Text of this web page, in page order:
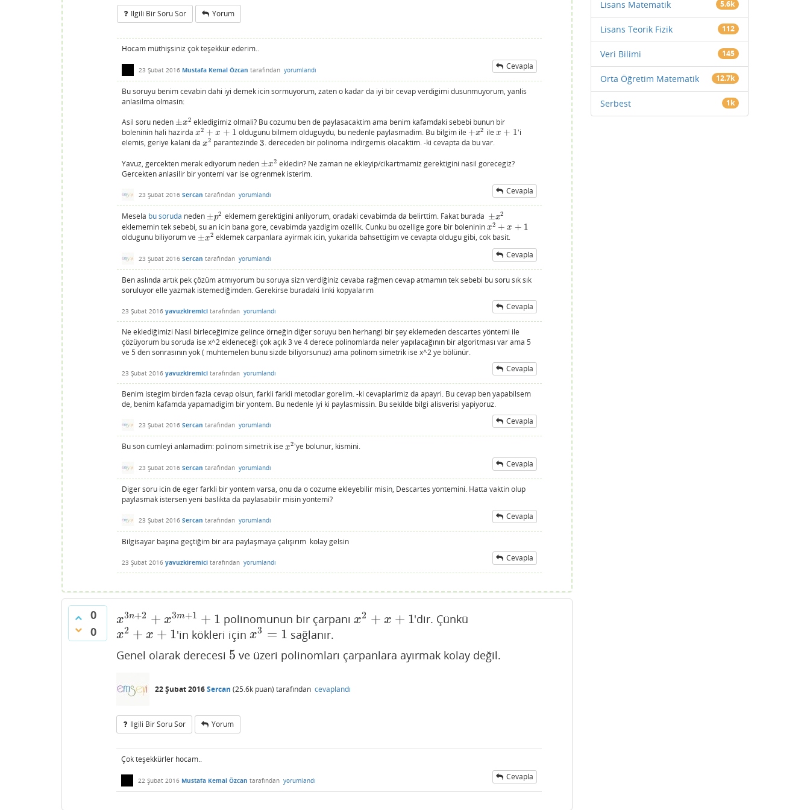
Ilgili Bir Soru Sor Yorum
Hocam müthişsiniz çok teşekkür ederim..
23 Şubat 2016 Mustafa Kemal Özcan tarafından yorumlandı Cevapla
Bu soruyu benim cevabin dahi iyi demek icin sormuyorum, zaten o kadar da iyi bir cevap verdigimi dusunmuyorum, yanlis
anlasilma olmasin:
Asil soru neden ±x2
±x2 ekledigimiz olmali? Bu cozumu ben de paylasacaktim ama benim kafamdaki sebebi bunun bir
boleninin hali hazirda x2 + x + 1
x2+x+ 1 oldugunu bilmem olduguydu, bu nedenle paylasmadim. Bu bilgim ile +x2
+x2 ilex + 1
x+1
'i
elemis, geriye kalani da x2
x2 parantezinde3
3. dereceden bir polinoma indirgemis olacaktim. -ki cevapta da bu var.
Yavuz, gercekten merak ediyorum neden ±x2
±x2 ekledin? Ne zaman ne ekleyip/cikartmamiz gerektigini nasil gorecegiz?
Gercekten anlasilir bir yontemi var ise ogrenmek isterim.
23 Şubat 2016 Sercan tarafından yorumlandı Cevapla
Mesela bu soruda neden ±p2
±p2 eklemem gerektigini anliyorum, oradaki cevabimda da belirttim. Fakat burada ±x2
±x2
eklememin tek sebebi, su an icin bana gore, cevabimda yazdigim ozellik. Cunku bu ozellige gore bir boleninin x2 + x + 1
x2+x+ 1
oldugunu biliyorum ve ±x2
±x2 eklemek carpanlara ayirmak icin, yukarida bahsettigim ve cevapta oldugu gibi, cok basit.
23 Şubat 2016 Sercan tarafından yorumlandı Cevapla
Ben aslında artık pek çözüm atmıyorum bu soruya sizn verdiğiniz cevaba rağmen cevap atmamın tek sebebi bu soru sık sık
soruluyor elle yazmak istemediğimden. Gerekirse buradaki linki kopyalarım
23 Şubat 2016 yavuzkiremici tarafından yorumlandı Cevapla
Ne eklediğimizi Nasıl birleceğimize gelince örneğin diğer soruyu ben herhangi bir şey eklemeden descartes yöntemi ile
çözüyorum bu soruda ise x^2 ekleneceği çok açık 3 ve 4 derece polinomlarda neler yapılacağının bir algoritması var ama 5
ve 5 den sonrasının yok ( muhtemelen bunu sizde biliyorsunuz) ama polinom simetrik ise x^2 ye bölünür.
23 Şubat 2016 yavuzkiremici tarafından yorumlandı Cevapla
Benim istegim birden fazla cevap olsun, farkli farkli metodlar gorelim. -ki cevaplarimiz da apayri. Bu cevap ben yapabilsem
de, benim kafamda yapamadigim bir yontem. Bu nedenle iyi ki paylasmissin. Bu sekilde bilgi alisverisi yapiyoruz.
23 Şubat 2016 Sercan tarafından yorumlandı Cevapla
Bu son cumleyi anlamadim: polinom simetrik ise x2
x2'ye bolunur, kismini.
23 Şubat 2016 Sercan tarafından yorumlandı Cevapla
Diger soru icin de eger farkli bir yontem varsa, onu da o cozume ekleyebilir misin, Descartes yontemini. Hatta vaktin olup
paylasmak istersen yeni baslikta da paylasabilir misin yontemi?
23 Şubat 2016 Sercan tarafından yorumlandı Cevapla
Bilgisayar başına geçtiğim bir ara paylaşmaya çalışırım kolay gelsin
23 Şubat 2016 yavuzkiremici tarafından yorumlandı Cevapla
0
0
x3n+2 + x3m+1 + 1
x3n+2 +x3 m+1+1 polinomunun bir çarpanıx2 + x + 1
x2+x+ 1 'dir. Çünkü
x2 + x + 1
x2+x+ 1 'in kökleri içinx3 = 1
x3= 1
sağlanır.
Genel olarak derecesi 5
5 ve üzeri polinomları çarpanlara ayırmak kolay değil.
22 Şubat 2016Sercan (25.6k puan) tarafından cevaplandı
Ilgili Bir Soru Sor Yorum
Çok teşekkürler hocam..
22 Şubat 2016 Mustafa Kemal Özcan tarafından yorumlandı Cevapla
Lisans Matematik 5.6k
Lisans Teorik Fizik 112
Veri Bilimi 145
Orta Öğretim Matematik 12.7k
Serbest 1k